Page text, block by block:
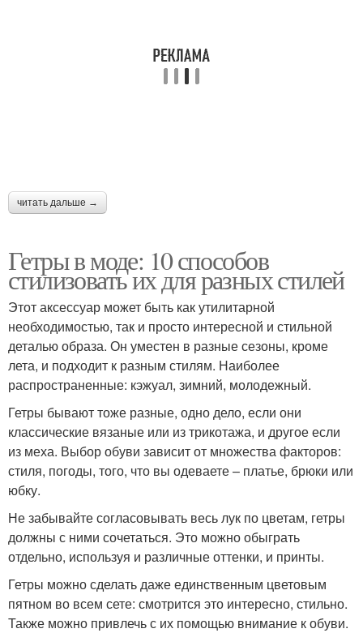
читать дальше →
Гетры в моде: 10 способов
стилизовать их для разных стилей
Этот аксессуар может быть как утилитарной
необходимостью, так и просто интересной и стильной
деталью образа. Он уместен в разные сезоны, кроме
лета, и подходит к разным стилям. Наиболее
распространенные: кэжуал, зимний, молодежный.
Гетры бывают тоже разные, одно дело, если они
классические вязаные или из трикотажа, и другое если
из меха. Выбор обуви зависит от множества факторов:
стиля, погоды, того, что вы одеваете – платье, брюки или
юбку.
Не забывайте согласовывать весь лук по цветам, гетры
должны с ними сочетаться. Это можно обыграть
отдельно, используя и различные оттенки, и принты.
Гетры можно сделать даже единственным цветовым
пятном во всем сете: смотрится это интересно, стильно.
Также можно привлечь с их помощью внимание к обуви.